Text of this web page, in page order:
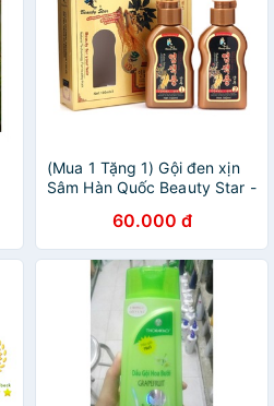
(Mua 1 Tặng 1) Gội đen xịn
Sâm Hàn Quốc Beauty Star -
chai dưỡng tóc )
60.000 đ